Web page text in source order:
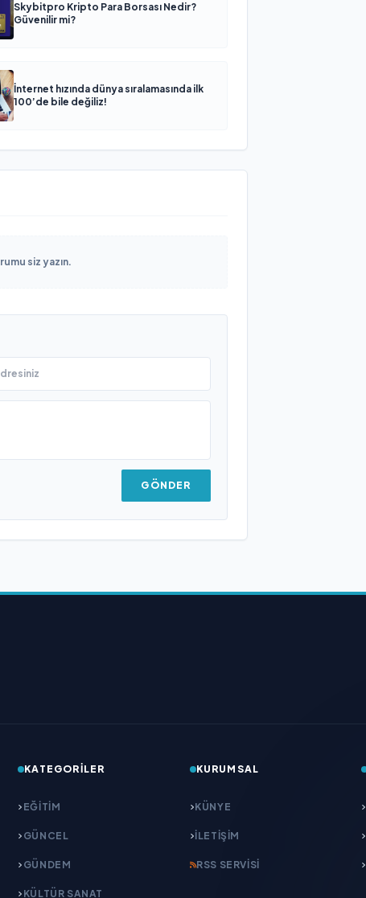
Skybitpro Kripto Para Borsası Nedir?
Güvenilir mi?
İnternet hızında dünya sıralamasında ilk
100’de bile değiliz!
siz yazın.
GÖNDER
KATEGORILER
EĞITIM
GÜNCEL
GÜNDEM
KÜLTÜR SANAT
KURUMSAL
KÜNYE
İLETIŞIM
RSS SERVISI